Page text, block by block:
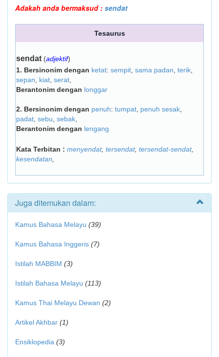
Adakah anda bermaksud : sendat
Tesaurus
sendat (adjektif)
1. Bersinonim dengan ketat: sempit sama padan terik
sepan
kiat serat
Berantonim dengan longgar
2. Bersinonim dengan penuh: tumpat penuh sesak
padat sebu sebak
Berantonim dengan lengang
Kata Terbitan : menyendat, tersendat, tersendat-sendat,
kesendatan
Juga ditemukan dalam:
Kamus Bahasa Melayu (39)
Kamus Bahasa Inggeris (7)
Istilah MABBIM (3)
Istilah Bahasa Melayu (113)
Kamus Thai Melayu Dewan (2)
Artikel Akhbar (1)
Ensiklopedia (3)